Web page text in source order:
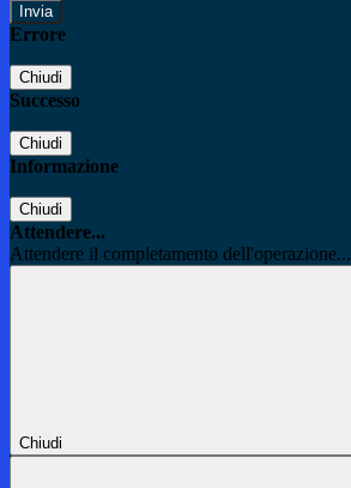
Errore
Chiudi
Successo
Chiudi
Informazione
Chiudi
Attendere...
Attendere il completamento dell'operazione...
Chiudi